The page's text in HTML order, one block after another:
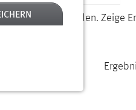
Ergebnisse gefunden. Zeige